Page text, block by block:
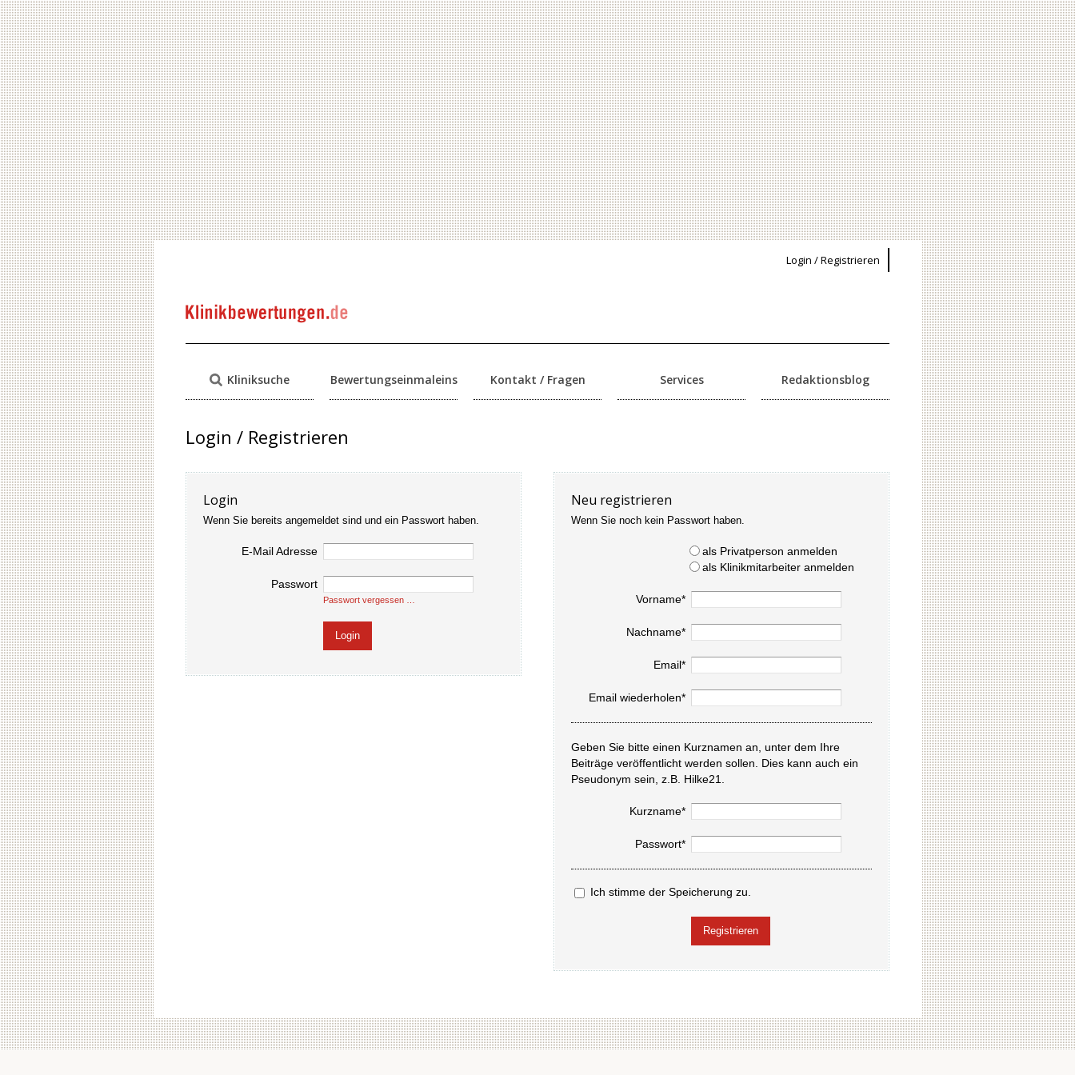
Login / Registrieren
Kliniksuche Bewertungseinmaleins Kontakt / Fragen Services Redaktionsblog
Login / Registrieren
Login
Wenn Sie bereits angemeldet sind und ein Passwort haben.
E-Mail Adresse
Passwort
Passwort vergessen …
Neu registrieren
Wenn Sie noch kein Passwort haben.
als Privatperson anmelden
als Klinikmitarbeiter anmelden
Vorname*
Nachname*
Email*
Email wiederholen*
Geben Sie bitte einen Kurznamen an, unter dem Ihre
Beiträge veröffentlicht werden sollen. Dies kann auch ein
Pseudonym sein, z.B. Hilke21.
Kurzname*
Passwort*
Ich stimme der Speicherung zu.